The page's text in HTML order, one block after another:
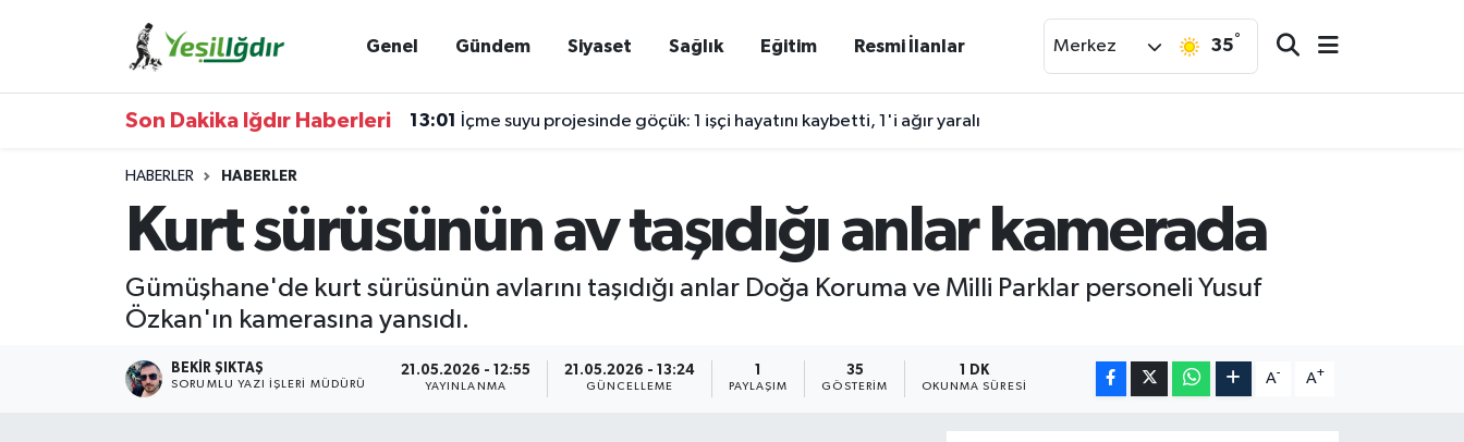
Genel Gündem Siyaset Sağlık Eğitim Resmi İlanlar Merkez 35°
Son Dakika Iğdır Haberleri 13:01 İçme suyu projesinde göçük: 1 işçi hayatını kaybetti, 1'i ağır yaralı
HABERLER HABERLER
Kurt sürüsünün av taşıdığı anlar kamerada
Gümüşhane'de kurt sürüsünün avlarını taşıdığı anlar Doğa Koruma ve Milli Parklar personeli Yusuf
Özkan'ın kamerasına yansıdı.
BEKIR ŞIKTAŞ
SORUMLU YAZI İŞLERI MÜDÜRÜ
21.05.2026 - 12:55
YAYINLANMA
21.05.2026 - 13:24
GÜNCELLEME PAYLAŞIM
35
GÖSTERIM
1 DK
OKUNMA SÜRESI
A- A+
Iğdır Trafik Yoğunluk Haritası
Süper Lig Puan Durumu ve Fikstür
Tüm Manşetler